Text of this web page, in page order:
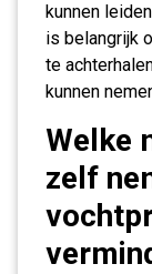
kunnen
is belangrijk
te
kunnen
Welke
zelf